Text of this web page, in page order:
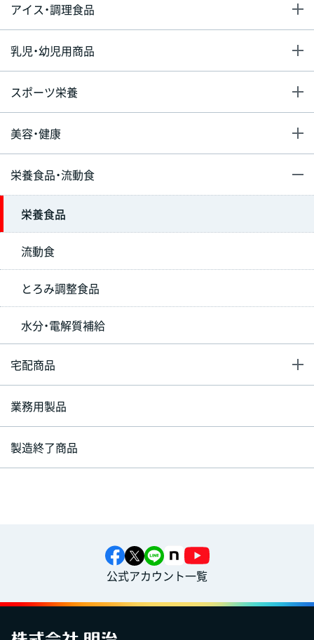
アイス・調理食品
乳児・幼児用商品
スポーツ栄養
美容・健康
栄養食品・流動食
栄養食品
流動食
とろみ調整食品
水分・電解質補給
宅配商品
業務用製品
製造終了商品
公式アカウント一覧